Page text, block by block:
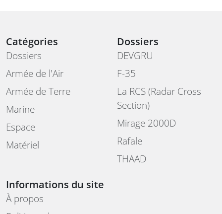
Catégories
Dossiers
Armée de l'Air
Armée de Terre
Marine
Espace
Matériel
Dossiers
DEVGRU
F-35
La RCS (Radar Cross
Section)
Mirage 2000D
Rafale
THAAD
Informations du site
À propos